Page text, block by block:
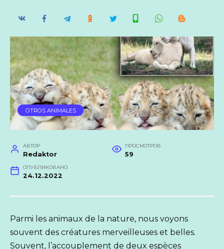
OTROS ANIMALES
АВТОР
Redaktor
ПРОСМОТРОВ
59
ОПУБЛИКОВАНО
24.12.2022
Parmi les animaux de la nature, nous voyons
souvent des créatures merveilleuses et belles.
Souvent, l’accouplement de deux espèces